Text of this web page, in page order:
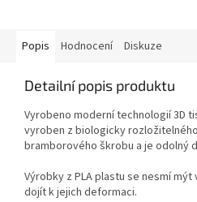
Popis Hodnocení Diskuze
Detailní popis produktu
Vyrobeno moderní technologií 3D
vyroben z biologicky
bramborového škrobu a je odolný
Výrobky z PLA plastu se nesmí
dojít k jejich deformaci.